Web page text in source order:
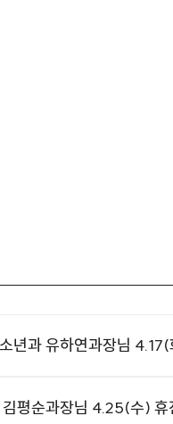
년과 유하연과장님
평순과장님 4.25(수) 휴